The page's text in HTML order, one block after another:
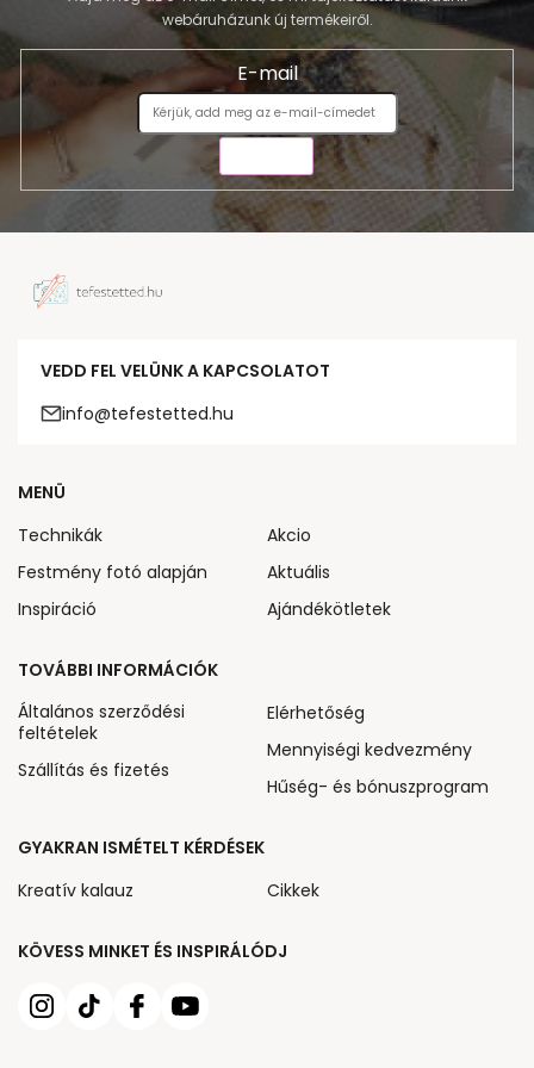
webáruházunk új termékeiről.
E-mail
VEDD FEL VELÜNK A KAPCSOLATOT
info@tefestetted.hu
KÖVESS MINKET ÉS INSPIRÁLÓDJ
MENÜ
Technikák
Festmény fotó alapján
Inspiráció
Akcio
Aktuális
Ajándékötletek
TOVÁBBI INFORMÁCIÓK
Általános szerződési
feltételek
Szállítás és fizetés
Elérhetőség
Mennyiségi kedvezmény
Hűség- és bónuszprogram
GYAKRAN ISMÉTELT KÉRDÉSEK
Kreatív kalauz
Cikkek